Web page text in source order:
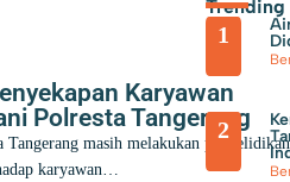
Satnarkoba Polres Metro
Tapi Harus Punya Kapasitas
Karyawan
Polresta Tangerang
masih melakukan penyelidikan
karyawan…
Trending
1
2